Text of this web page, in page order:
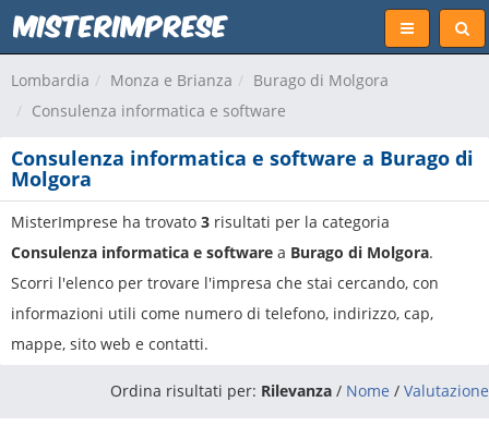
Lombardia Monza e Brianza
Burago di Molgora
Consulenza informatica e software
Consulenza informatica e software a Burago di
Molgora
MisterImprese ha trovato 3 risultati per la categoria
Consulenza informatica e software a Burago di Molgora.
Scorri l'elenco per trovare l'impresa che stai cercando, con
informazioni utili come numero di telefono, indirizzo, cap,
mappe, sito web e contatti.
Ordina risultati per: Rilevanza / Nome / Valutazione